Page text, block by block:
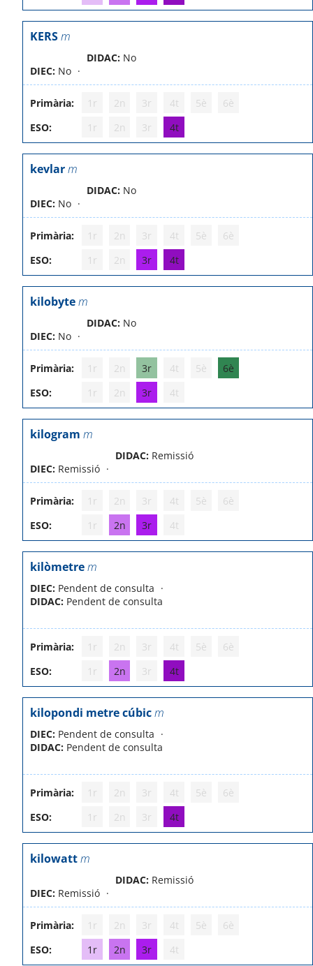
KERSm
DIEC: No
DIDAC: No
Primària: 1r 2n 3r 4t 5è
6è
ESO:
1r 2n 3r 4t
kevlarm
DIEC: No
DIDAC: No
Primària: 1r 2n 3r 4t 5è
6è
ESO:
1r 2n 3r 4t
kilobytem
DIEC: No
DIDAC: No
Primària: 1r 2n 3r 4t 5è
6è
ESO:
1r 2n 3r 4t
kilogram m
DIEC: Remissió
DIDAC: Remissió
Primària: 1r 2n 3r 4t 5è
6è
ESO:
1r 2n 3r 4t
kilòmetrem
DIEC: Pendent de consulta
DIDAC: Pendent de consulta
Primària: 1r 2n 3r 4t 5è
6è
ESO:
1r 2n 3r 4t
kilopondi metre cúbicm
DIEC: Pendent de consulta
DIDAC: Pendent de consulta
Primària: 1r 2n 3r 4t 5è
6è
ESO:
1r 2n 3r 4t
kilowattm
DIEC: Remissió
DIDAC: Remissió
Primària: 1r 2n 3r 4t 5è
6è
ESO:
1r 2n 3r 4t